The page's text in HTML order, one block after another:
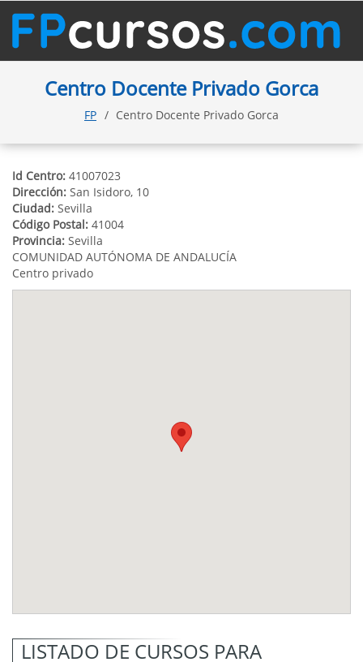
Centro Docente Privado Gorca
FP Centro Docente Privado Gorca
Id Centro: 41007023
Dirección: San Isidoro, 10
Ciudad: Sevilla
Código Postal: 41004
Provincia: Sevilla
COMUNIDAD AUTÓNOMA DE ANDALUCÍA
Centro privado
LISTADO DE CURSOS PARA